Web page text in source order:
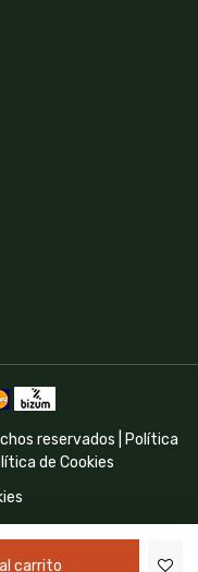
carrito
reservados |
Política
de Cookies
fondos Next Generation
y resilencia